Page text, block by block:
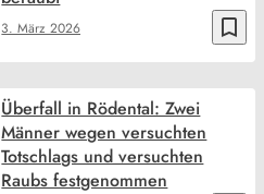
bookmark_border
3. März 2026
Überfall in Rödental: Zwei
Männer wegen versuchten
Totschlags und versuchten
Raubs festgenommen